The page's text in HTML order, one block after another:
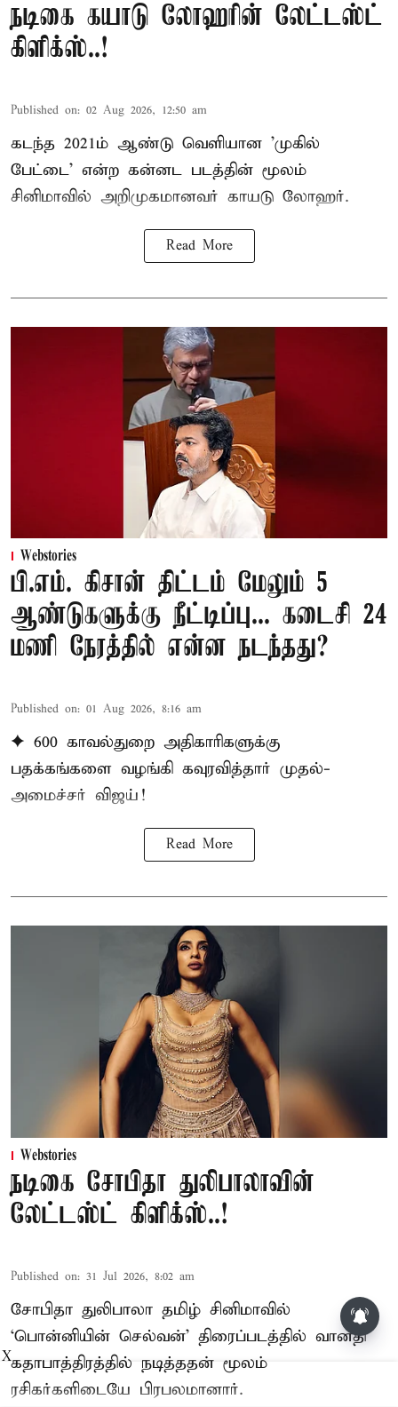
நடிகை கயாடு லோஹரின் லேட்டஸ்ட்
கிளிக்ஸ்..!
Published on: 02 Aug 2026, 12:50 am
கடந்த 2021ம் ஆண்டு வெளியான 'முகில்
பேட்டை' என்ற கன்னட படத்தின் மூலம்
சினிமாவில் அறிமுகமானவர் காயடு லோஹர்.
Read More
Webstories
பி.எம். கிசான் திட்டம் மேலும் 5
ஆண்டுகளுக்கு நீட்டிப்பு... கடைசி 24
மணி நேரத்தில் என்ன நடந்தது?
Published on: 01 Aug 2026, 8:16 am
✦ 600 காவல்துறை அதிகாரிகளுக்கு
பதக்கங்களை வழங்கி கவுரவித்தார் முதல்-
அமைச்சர் விஜய்!
Read More
Webstories
நடிகை சோபிதா துலிபாலாவின்
லேட்டஸ்ட் கிளிக்ஸ்..!
Published on: 31 Jul 2026, 8:02 am
சோபிதா துலிபாலா தமிழ் சினிமாவில்
‘பொன்னியின் செல்வன்’ திரைப்படத்தில் வானதி
கதாபாத்திரத்தில் நடித்ததன் மூலம்
ரசிகர்களிடையே பிரபலமானார்.
X
திமுக முன்னாள் அமைச்சர்
பொன்முடிக்கு பிடிவாரண்ட்